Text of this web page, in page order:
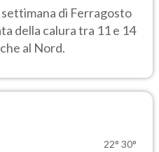
di Ferragosto
della calura tra 11 e 14
al Nord.
22° 30°